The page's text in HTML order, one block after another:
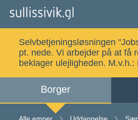
Alle emner
Selvbetjeningsløsningen
pt. nede. Vi arbejder på at få
beklager ulejligheden. M.v.h.:
Borger